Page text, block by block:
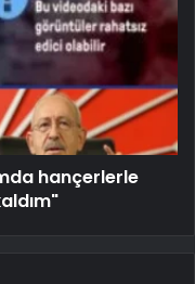
hançerlerle